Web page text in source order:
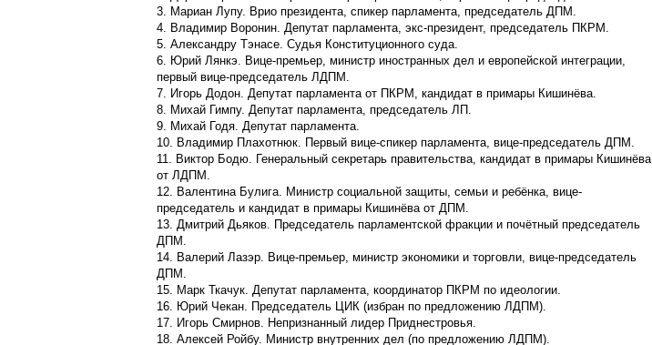
3. Мариан Лупу. Врио президента, спикер парламента, председатель ДПМ.
4. Владимир Воронин. Депутат парламента, экс-президент, председатель ПКРМ.
5. Александру Тэнасе. Судья Конституционного суда.
6. Юрий Лянкэ. Вице-премьер, министр иностранных дел и европейской интеграции,
первый вице-председатель ЛДПМ.
7. Игорь Додон. Депутат парламента от ПКРМ, кандидат в примары Кишинёва.
8. Михай Гимпу. Депутат парламента, председатель ЛП.
9. Михай Годя. Депутат парламента.
10. Владимир Плахотнюк. Первый вице-спикер парламента, вице-председатель ДПМ.
11. Виктор Бодю. Генеральный секретарь правительства, кандидат в примары Кишинёва
от ЛДПМ.
12. Валентина Булига. Министр социальной защиты, семьи и ребёнка, вице-
председатель и кандидат в примары Кишинёва от ДПМ.
13. Дмитрий Дьяков. Председатель парламентской фракции и почётный председатель
ДПМ.
14. Валерий Лазэр. Вице-премьер, министр экономики и торговли, вице-председатель
ДПМ.
15. Марк Ткачук. Депутат парламента, координатор ПКРМ по идеологии.
16. Юрий Чекан. Председатель ЦИК (избран по предложению ЛДПМ).
17. Игорь Смирнов. Непризнанный лидер Приднестровья.
18. Алексей Ройбу. Министр внутренних дел (по предложению ЛДПМ).